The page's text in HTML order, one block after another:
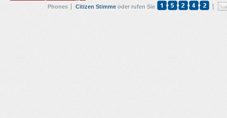
Phones
Citizen Stimme oder rufen Sie